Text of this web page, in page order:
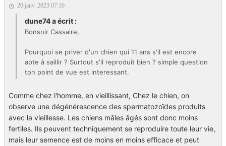
20 janv. 2023 07:10
dune74 a écrit :
Bonsoir Cassaire,
Pourquoi se priver d'un chien qui 11 ans s'il est encore
apte à saillir ? Surtout s'il reproduit bien ? simple question
ton point de vue est interessant.
Comme chez l'homme, en vieillissant, Chez le chien, on
observe une dégénérescence des spermatozoïdes produits
avec la vieillesse. Les chiens mâles âgés sont donc moins
fertiles. Ils peuvent techniquement se reproduire toute leur vie,
mais leur semence est de moins en moins efficace et peut